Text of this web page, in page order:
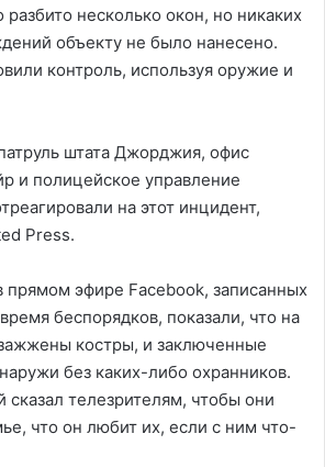
несколько окон, но никаких
объекту не было нанесено.
контроль, используя оружие и
штата Джорджия, офис
и полицейское управление
на этот инцидент,
Press.
прямом эфире Facebook, записанных
беспорядков, показали, что на
костры, и заключенные
без каких-либо охранников.
телезрителям, чтобы они
что он любит их, если с ним что-